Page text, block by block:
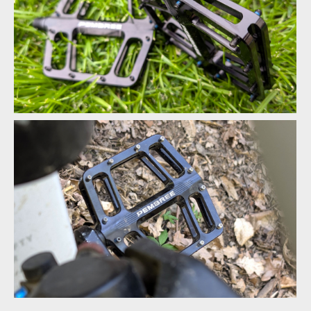
Pembree D3A Large - britská preciznost s nekompromisním
gripem
Pembree D3A Large - britská preciznost s nekompromisním
gripem
Pembree D3A Large - britská preciznost s nekompromisním
gripem
Pembree D3A Large - britská preciznost s nekompromisním
gripem
Pembree D3A Large - britská preciznost s nekompromisním
Pembree D3A Large - britská preciznost s nekompromisním
gripem
Pembree D3A Large - britská preciznost s nekompromisním
gripem